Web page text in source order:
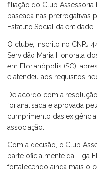
filiação do Club Assessoria
baseada nas prerrogativas
Estatuto Social da entidade.
O clube, inscrito no CNPJ
Servidão Maria Honorata
em Florianópolis (SC),
e atendeu aos requisitos
De acordo com a
foi analisada e aprovada
cumprimento das
associação.
Com a decisão, o Club
parte oficialmente da Liga
fortalecendo ainda mais o